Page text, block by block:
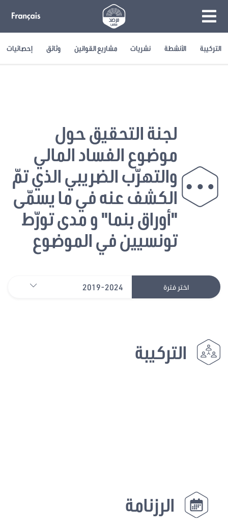
التركيبة الأنشطة نشريات مشاريع القوانين وثائق إحصائيات
لجنة التحقيق حول
موضوع الفساد المالي
والتهرّب الضريبي الذي تمّ
الكشف عنه في ما يسمّى
"أوراق بنما" و مدى تورّط
تونسيين في الموضوع
اختر فترة 2019-2024
التركيبة
الرزنامة